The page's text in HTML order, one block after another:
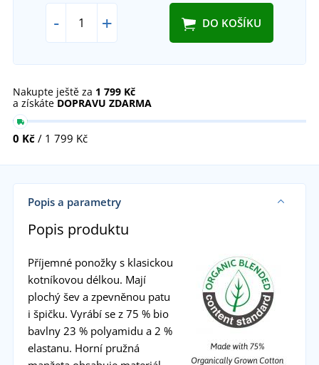
- + DO KOŠÍKU
Nakupte ještě za 1 799 Kč
a získáte DOPRAVU ZDARMA
0 Kč / 1 799 Kč
Popis a parametry
Popis produktu
Příjemné ponožky s klasickou
kotníkovou délkou. Mají
plochý šev a zpevněnou patu
i špičku. Vyrábí se z 75 % bio
bavlny 23 % polyamidu a 2 %
elastanu. Horní pružná